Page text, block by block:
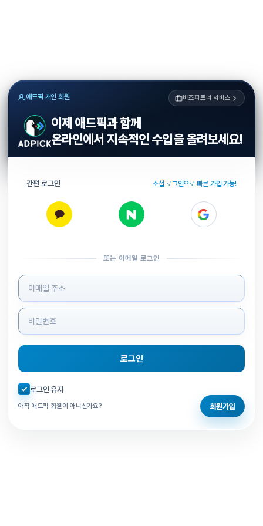
애드픽 개인 회원 비즈파트너 서비스
이제 애드픽과 함께
온라인에서 지속적인 수입을 올려보세요!
간편 로그인 소셜 로그인으로 빠른 가입 가능!
또는 이메일 로그인
로그인 정보 입력
로그인
자동로그인 체크
로그인 유지
아직 애드픽 회원이 아니신가요? 회원가입